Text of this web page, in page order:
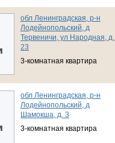
обл Ленинградская, р-н
Лодейнопольский, д
Тервеничи, ул Народная, д.
23
3-комнатная квартира
обл Ленинградская, р-н
Лодейнопольский, д
Шамокша, д. 3
3-комнатная квартира